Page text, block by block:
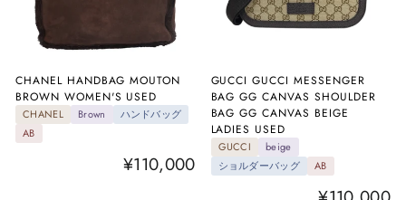
CHANEL HANDBAG MOUTON
BROWN WOMEN'S USED
CHANEL Brown
ハンドバッグ
AB
¥110,000
GUCCI GUCCI MESSENGER
BAG GG CANVAS SHOULDER
BAG GG CANVAS BEIGE
LADIES USED
GUCCI
beige
ショルダーバッグ
AB